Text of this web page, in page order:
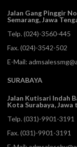
Jalan Gang Pinggir
Semarang, Jawa
Telp.(024)-3560-445
Fax. (024)-3542-502
E-Mail:
SURABAYA
Jalan Kutisari Indah
Kota Surabaya, Jawa
Telp.(031)-9901-3191
Fax. (031)-9901-3191